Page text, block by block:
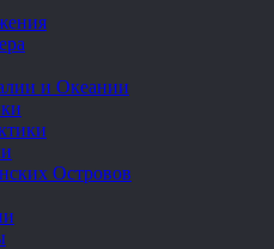
и Океании
Островов